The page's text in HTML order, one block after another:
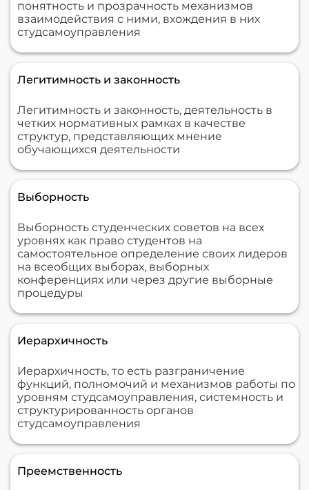
понятность и прозрачность механизмов
взаимодействия с ними, вхождения в них
студсамоуправления
Легитимность и законность
Легитимность и законность, деятельность в
четких нормативных рамках в качестве
структур, представляющих мнение
обучающихся деятельности
Выборность
Выборность студенческих советов на всех
уровнях как право студентов на
самостоятельное определение своих лидеров
на всеобщих выборах, выборных
конференциях или через другие выборные
процедуры
Иерархичность
Иерархичность, то есть разграничение
функций, полномочий и механизмов работы по
уровням студсамоуправления, системность и
структурированность органов
студсамоуправления
Преемственность